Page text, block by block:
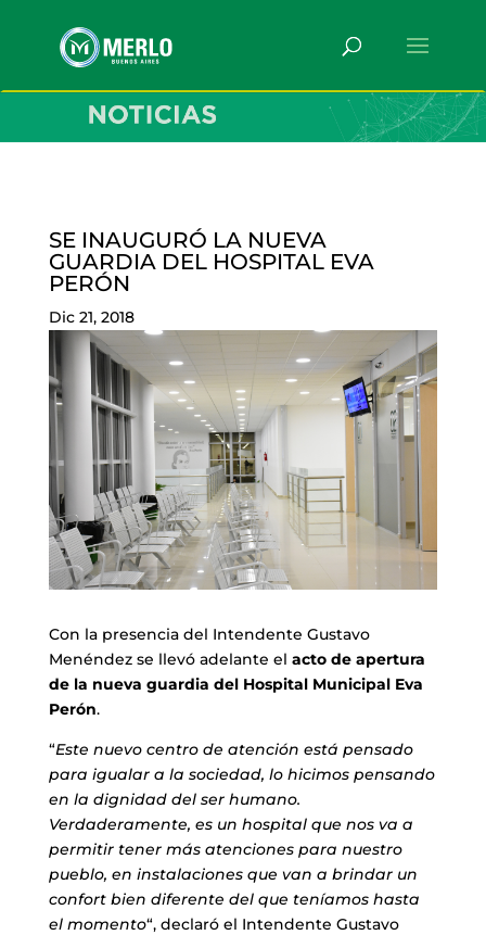
SE INAUGURÓ LA NUEVA
GUARDIA DEL HOSPITAL EVA
PERÓN
Dic 21, 2018
Con la presencia del Intendente Gustavo
Menéndez se llevó adelante el acto de apertura
de la nueva guardia del Hospital Municipal Eva
Perón.
“Este nuevo centro de atención está pensado
para igualar a la sociedad, lo hicimos pensando
en la dignidad del ser humano.
Verdaderamente, es un hospital que nos va a
permitir tener más atenciones para nuestro
pueblo, en instalaciones que van a brindar un
confort bien diferente del que teníamos hasta
el momento“, declaró el Intendente Gustavo